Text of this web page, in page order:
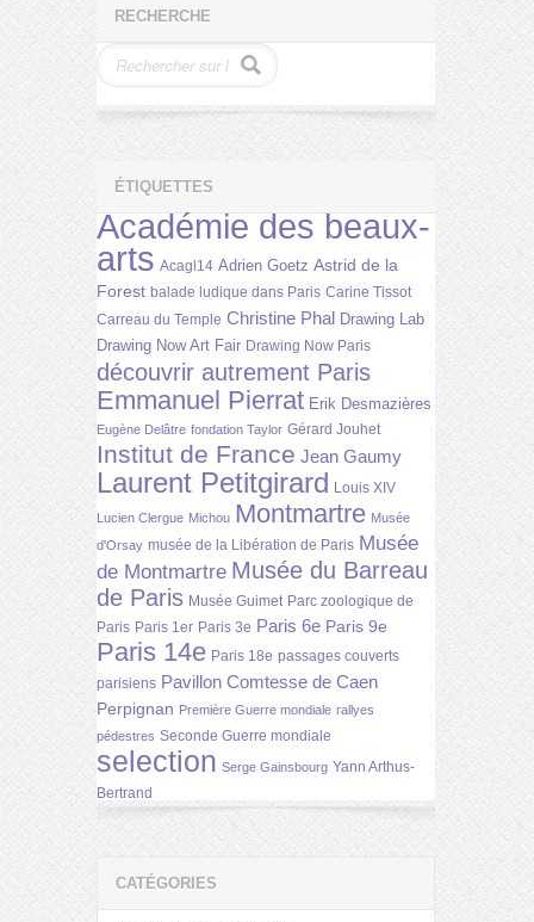
RECHERCHE
ÉTIQUETTES
Académie des beaux-
arts Acagl14 Adrien Goetz Astrid de la
Forest balade ludique dans Paris Carine Tissot
Carreau du Temple Christine Phal Drawing Lab
Drawing Now Art Fair Drawing Now Paris
découvrir autrement Paris
Emmanuel Pierrat Erik Desmazières
Eugène Delâtre fondation Taylor Gérard Jouhet
Institut de France Jean Gaumy
Laurent Petitgirard Louis XIV
Lucien Clergue Michou Montmartre Musée
d'Orsay musée de la Libération de Paris Musée
de Montmartre Musée du Barreau
de Paris Musée Guimet Parc zoologique de
Paris Paris 1er Paris 3e Paris 6e Paris 9e
Paris 14e Paris 18e passages couverts
parisiens Pavillon Comtesse de Caen
Perpignan Première Guerre mondiale rallyes
pédestres Seconde Guerre mondiale
selection Serge Gainsbourg Yann Arthus-
Bertrand
CATÉGORIES